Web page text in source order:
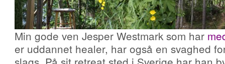
Min gode ven Jesper Westmark som har
er uddannet healer, har også en svaghed